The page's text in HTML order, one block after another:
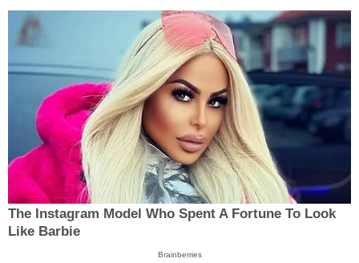
The Instagram Model Who Spent A Fortune To Look
Like Barbie
Brainberries